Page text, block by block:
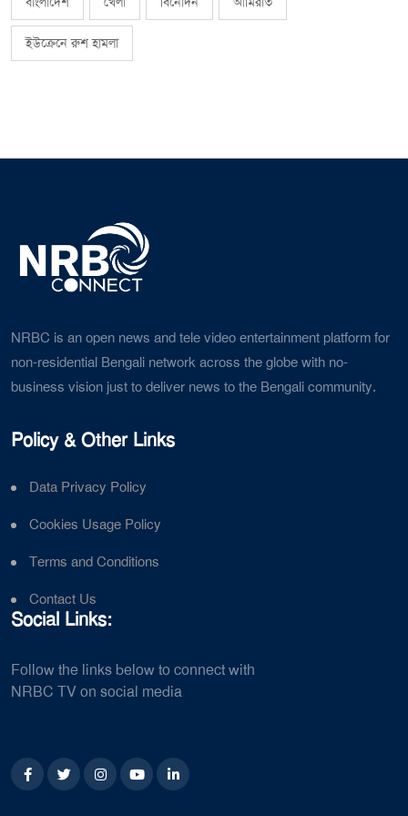
ইউক্রেনে রুশ হামলা
NRBC is an open news and tele video entertainment platform for
non-residential Bengali network across the globe with no-
business vision just to deliver news to the Bengali community.
Policy & Other Links
Data Privacy Policy
Cookies Usage Policy
Terms and Conditions
Contact Us
Social Links:
Follow the links below to connect with
NRBC TV on social media